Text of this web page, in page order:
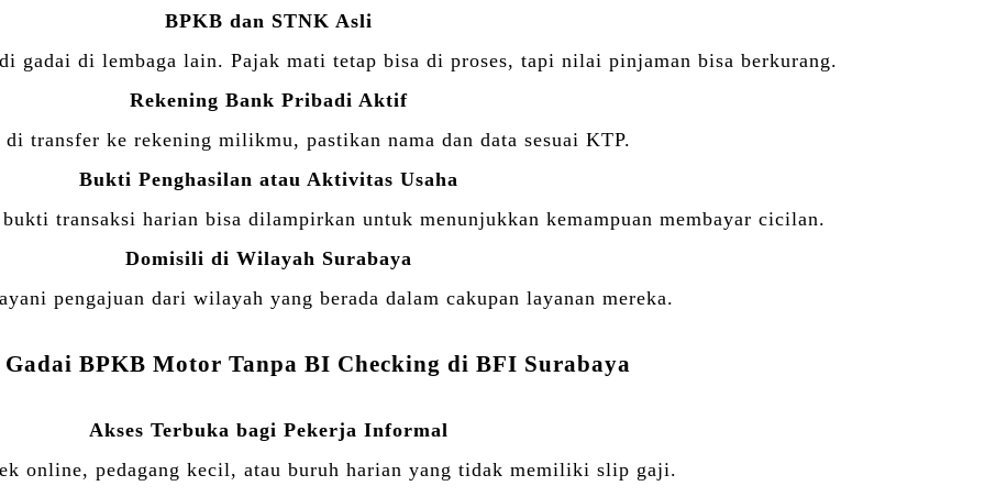
BPKB dan STNK Asli
gadai di lembaga lain. Pajak mati tetap bisa di proses, tapi nilai pinjaman bisa berkurang.
Rekening Bank Pribadi Aktif
di transfer ke rekening milikmu, pastikan nama dan data sesuai KTP.
Bukti Penghasilan atau Aktivitas Usaha
transaksi harian bisa dilampirkan untuk menunjukkan kemampuan membayar cicilan.
Domisili di Wilayah Surabaya
pengajuan dari wilayah yang berada dalam cakupan layanan mereka.
BPKB Motor Tanpa BI Checking di BFI Surabaya
Akses Terbuka bagi Pekerja Informal
online, pedagang kecil, atau buruh harian yang tidak memiliki slip gaji.